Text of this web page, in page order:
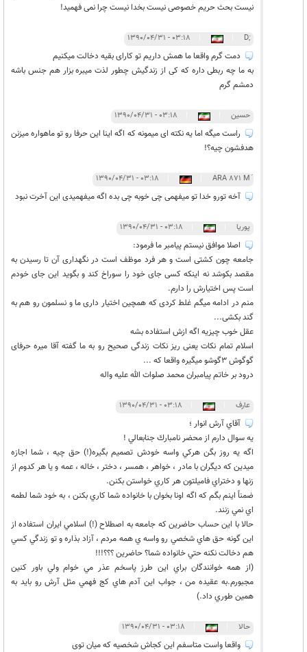
نیست بحث حریم خصوصی نیست بخدا نیست چرا نمی فهمید!
;D ۰۳:۱۸ - ۱۳۹۰/۰۴/۳۱
دمت گرم واقعا ما همش داریم تو کارای بقیه دخالت میکنیم
به ما چه ربطی داره که کی از زندگیش چطور لذت میبره بزار هم جنس باشه
دمشم گرم
حسین ۰۳:۱۸ - ۱۳۹۰/۰۴/۳۱
راست میگه اما یه نکته ای میمونه که اگه اینا این حرفا رو تو ماهواره میزنن
هدفشون چیه؟!
۰۳:۱۸ - ۱۳۹۰/۰۴/۳۱
آخه تورو خدا تو میفهمی چی خوبه چی بده اگه میفهمیدی این آخرت نبود
پوریا ۰۳:۱۸ - ۱۳۹۰/۰۴/۳۱
اصلا موافق نیستم پیامبر ما فرمود:
جامعه چون کشتی است و هر فرد موظف است در نگهداری آن تا رسیدن به
مقصد بکوشد نه اینکه کسی جای خود را سوراخ کند و بگوید این جای خودم
است پس اختیارش را دارم.
منم در ادامه میگم غلط کردی که همچین اختیار داری ما و نسلمون رو هم به
گند بکشی...
عقل خوب چیزیه اگه ازش استفاده بشه
اسلام تمام نکات یعنی ریز نکات زندگی صحیح رو به ما گفته آقا میره حرفای
گوگوش 3گوشو میگیره واقعا که ...
درود بر خاتم پیامبران محمد صلوات الله علیه واله
عارف ۰۳:۱۸ - ۱۳۹۰/۰۴/۳۱
آقاي آرش انوار ؛
يه سوال دارم از محضر نامبارك جنابعالي !
اگه يه روز بگن هركي واسه خودش تصميم بگيره(!) حق چيه ، شما اجازه
ميدين كه ديگران با مادر ، خواهر ، همسر ، دختر ، خاله ، عمه و يا هر كدوم از
زنها و دختراي فاميلتون هر كاري خواستن بكنن.
ضمناً اينم بگم كه اگه اونا بخوان با خانواده شما كاري بكنن ، به خود شما لطمه
اي نمي زنند.
حالا با اين حساب حاضرين كه جامعه به اصطلاح (!) اسلامي ايران استفاده از
اين گونه حق هاي شخصي رو واسه ي همه مردم ، آزاد بذاره و تو زندگي كسي
هم دخالت نكنه حتي خانواده شما؟ حاضرين ؟؟؟!!!
(از همه خوانندگان براي اين طرز پاسخم عذر مي خوام ولي باور كنين
مجبورم.به عقيده من ، جواب اين آدم هاي كج فهمي مثل آرش رو بايد به
همين طوري داد.)
حالا ۰۳:۱۸ - ۱۳۹۰/۰۴/۳۱
واقعا واست متاسفم این کجاش شخصیه که میان توی